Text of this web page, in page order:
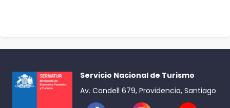
Servicio Nacional de Turismo
Av. Condell 679, Providencia, Santiago